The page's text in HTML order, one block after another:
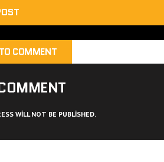
COMMENT
WILL NOT BE PUBLISHED.